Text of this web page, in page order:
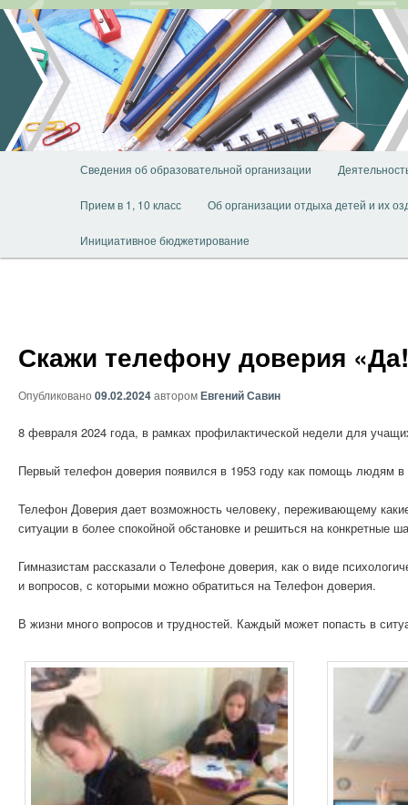
Перейти
основному
содержимому
Сведения об образовательной организации
Прием в 1, 10 класс Об организации отдыха детей и их
Инициативное бюджетирование
Скажи телефону доверия
Опубликовано 09.02.2024авторомЕвгений Савин
8 февраля 2024 года, в рамках профилактической недели для
Первый телефон доверия появился в 1953 году как помощь людям в
Телефон Доверия дает возможность человеку, переживающему
ситуации в более спокойной обстановке и решиться на
Гимназистам рассказали о Телефоне доверия, как о виде
и вопросов, с которыми можно обратиться на Телефон доверия.
В жизни много вопросов и трудностей. Каждый может попасть в